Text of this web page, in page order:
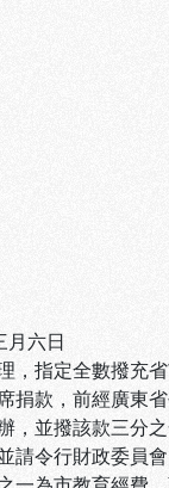
六日
指定全數撥充
款，前經廣東
並撥該款三分
請令行財政委員